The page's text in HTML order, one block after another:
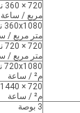
720 × 360 نقطة لكل بوصة (2 ممر) 40 متر
مربع/ ساعة
متر مربع/
متر مربع/
720x1080 نقطة في البوصة (6 ممرات) 18
م² / ساعة
720 × 1440 نقطة لكل بوصة (8 ممرات) 12
م² / ساعة
3 بوصة